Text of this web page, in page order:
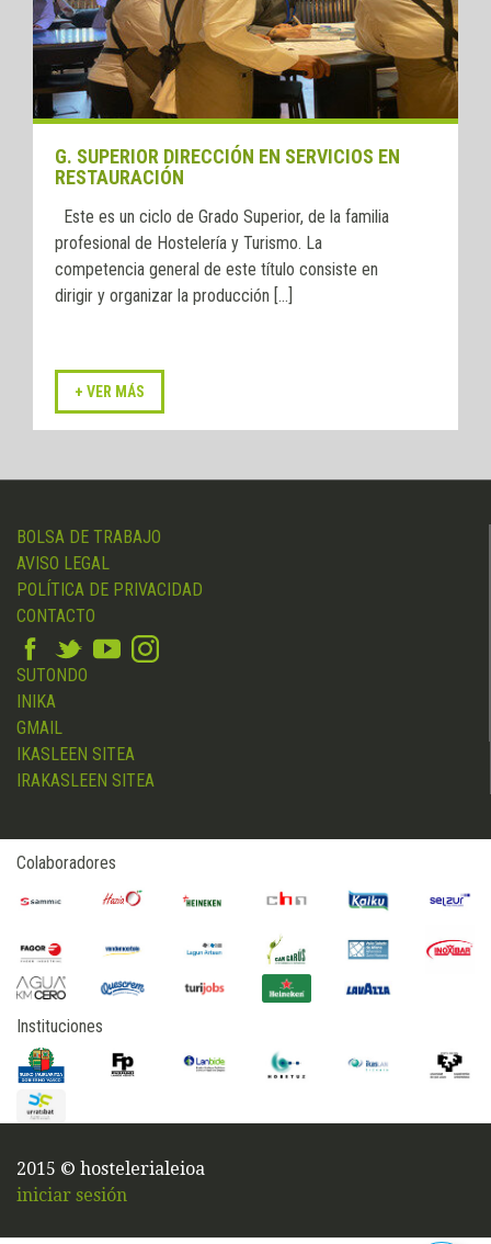
G. SUPERIOR DIRECCIÓN EN SERVICIOS EN
RESTAURACIÓN
Este es un ciclo de Grado Superior, de la familia
profesional de Hostelería y Turismo. La
competencia general de este título consiste en
dirigir y organizar la producción [...]
BOLSA DE TRABAJO
AVISO LEGAL
POLÍTICA DE PRIVACIDAD
CONTACTO
SUTONDO
INIKA
GMAIL
IKASLEEN SITEA
IRAKASLEEN SITEA
Colaboradores
Instituciones
2015 © hostelerialeioa
iniciar sesión